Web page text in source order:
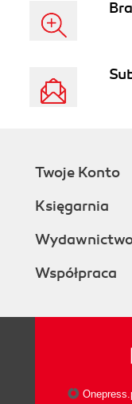
Twoje Konto
Księgarnia
Współpraca